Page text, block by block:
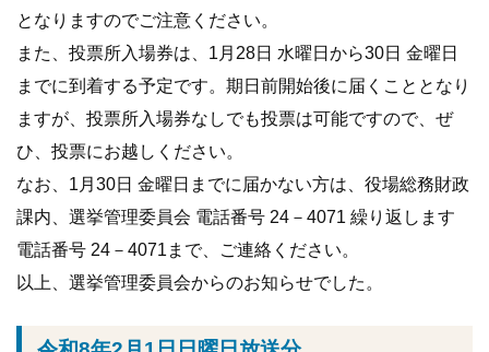
となりますのでご注意ください。
また、投票所入場券は、1月28日 水曜日から30日 金曜日
までに到着する予定です。期日前開始後に届くこととなり
ますが、投票所入場券なしでも投票は可能ですので、ぜ
ひ、投票にお越しください。
なお、1月30日 金曜日までに届かない方は、役場総務財政
課内、選挙管理委員会 電話番号 24－4071 繰り返します
電話番号 24－4071まで、ご連絡ください。
以上、選挙管理委員会からのお知らせでした。